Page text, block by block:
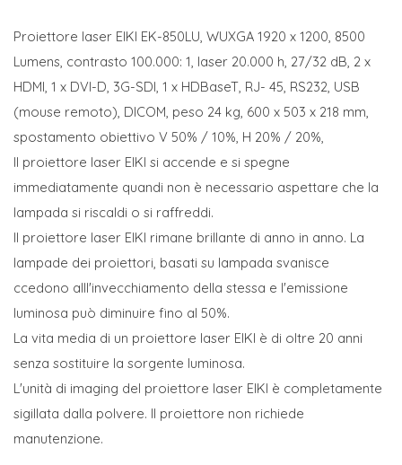
Proiettore laser EIKI EK-850LU, WUXGA 1920 x 1200, 8500
Lumens, contrasto 100.000: 1, laser 20.000 h, 27/32 dB, 2 x
HDMI, 1 x DVI-D, 3G-SDI, 1 x HDBaseT, RJ- 45, RS232, USB
(mouse remoto), DICOM, peso 24 kg, 600 x 503 x 218 mm,
spostamento obiettivo V 50% / 10%, H 20% / 20%,
Il proiettore laser EIKI si accende e si spegne
immediatamente quandi non è necessario aspettare che la
lampada si riscaldi o si raffreddi.
Il proiettore laser EIKI rimane brillante di anno in anno. La
lampade dei proiettori, basati su lampada svanisce
ccedono alll'invecchiamento della stessa e l'emissione
luminosa può diminuire fino al 50%.
La vita media di un proiettore laser EIKI è di oltre 20 anni
senza sostituire la sorgente luminosa.
L'unità di imaging del proiettore laser EIKI è completamente
sigillata dalla polvere. Il proiettore non richiede
manutenzione.